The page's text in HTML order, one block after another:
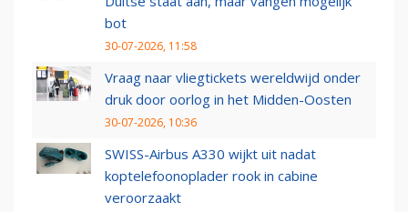
bot
30-07-2026, 11:58
Vraag naar vliegtickets wereldwijd onder
druk door oorlog in het Midden-Oosten
30-07-2026, 10:36
SWISS-Airbus A330 wijkt uit nadat
koptelefoonoplader rook in cabine
veroorzaakt